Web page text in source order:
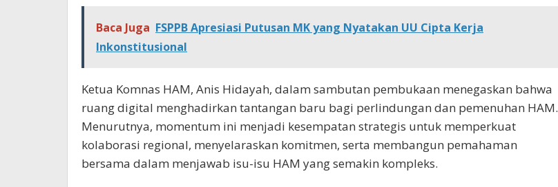
Baca Juga FSPPB Apresiasi Putusan MK yang Nyatakan UU Cipta Kerja
Inkonstitusional
Ketua Komnas HAM, Anis Hidayah, dalam sambutan pembukaan menegaskan bahwa
ruang digital menghadirkan tantangan baru bagi perlindungan dan pemenuhan HAM.
Menurutnya, momentum ini menjadi kesempatan strategis untuk memperkuat
kolaborasi regional, menyelaraskan komitmen, serta membangun pemahaman
bersama dalam menjawab isu-isu HAM yang semakin kompleks.